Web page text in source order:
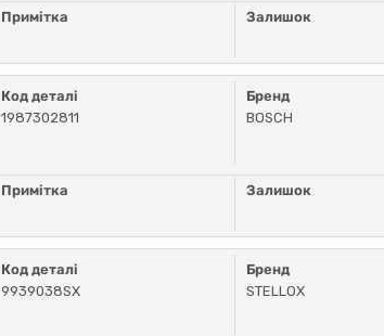
Примітка Залишок
Код деталі
1987302811
Бренд
BOSCH
Примітка Залишок
Код деталі
9939038SX
Бренд
STELLOX